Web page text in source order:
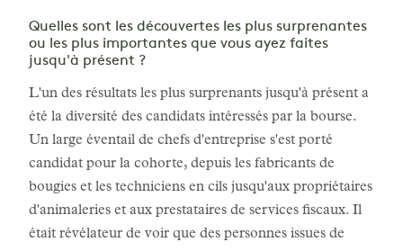
Quelles sont les découvertes les plus surprenantes
ou les plus importantes que vous ayez faites
jusqu'à présent ?
L'un des résultats les plus surprenants jusqu'à présent a
été la diversité des candidats intéressés par la bourse.
Un large éventail de chefs d'entreprise s'est porté
candidat pour la cohorte, depuis les fabricants de
bougies et les techniciens en cils jusqu'aux propriétaires
d'animaleries et aux prestataires de services fiscaux. Il
était révélateur de voir que des personnes issues de